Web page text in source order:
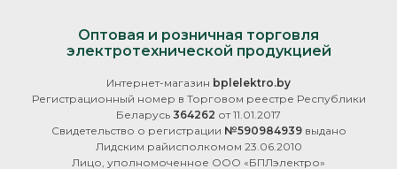
Оптовая и розничная торговля
электротехнической продукцией
Интернет-магазин bplelektro.by
Регистрационный номер в Торговом реестре Республики
Беларусь 364262 от 11.01.2017
Свидетельство о регистрации №590984939выдано
Лидским райисполкомом 23.06.2010
Лицо, уполномоченное ООО «БПЛэлектро»